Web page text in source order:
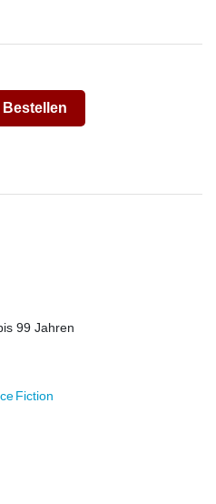
Bestellen
99 Jahren
Fiction